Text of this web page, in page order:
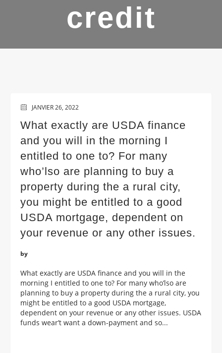
credit
JANVIER 26, 2022
What exactly are USDA finance
and you will in the morning I
entitled to one to? For many
who’lso are planning to buy a
property during the a rural city,
you might be entitled to a good
USDA mortgage, dependent on
your revenue or any other issues.
by
What exactly are USDA finance and you will in the
morning I entitled to one to? For many who’lso are
planning to buy a property during the a rural city, you
might be entitled to a good USDA mortgage,
dependent on your revenue or any other issues. USDA
funds wear’t want a down-payment and so...